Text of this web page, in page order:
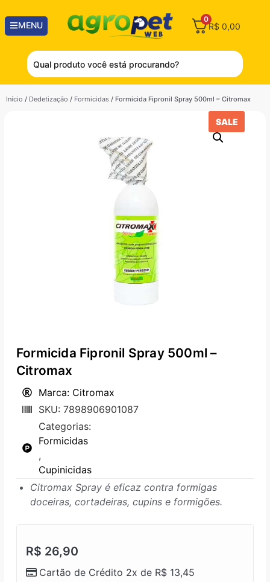
MENU
0
R$ 0,00
Início / Dedetização / Formicidas / Formicida Fipronil Spray 500ml – Citromax
SALE
Formicida Fipronil Spray 500ml –
Citromax
Marca: Citromax
SKU: 7898906901087
Categorias:
Formicidas
,
Cupinicidas
Citromax Spray é eficaz contra formigas
doceiras, cortadeiras, cupins e formigões.
R$ 26,90
Cartão de Crédito 2x de R$ 13,45